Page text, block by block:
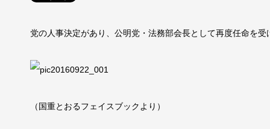
党の人事決定があり、公明党・法務部会長として再度任命を受
（国重とおるフェイスブックより）